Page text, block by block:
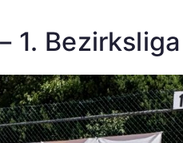
1. Bezirksliga